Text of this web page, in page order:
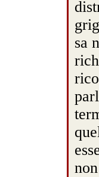
sa